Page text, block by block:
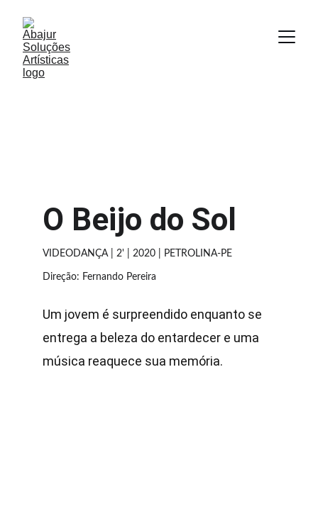
O Beijo do Sol
VIDEODANÇA | 2' | 2020 | PETROLINA-PE
Direção: Fernando Pereira
Um jovem é surpreendido enquanto se
entrega a beleza do entardecer e uma
música reaquece sua memória.